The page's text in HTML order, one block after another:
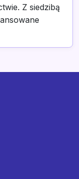
Z siedzibą